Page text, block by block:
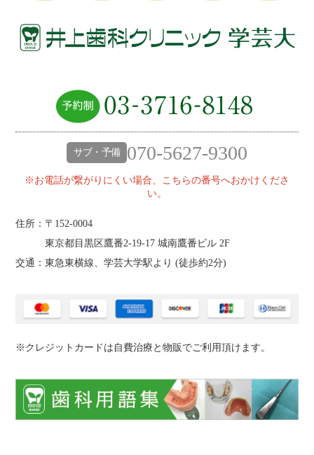
サブ・予備 070-5627-9300
※お電話が繋がりにくい場合、こちらの番号へおかけくださ
い。
住所：〒152-0004
東京都目黒区鷹番2‐19‐17 城南鷹番ビル 2F
交通：東急東横線、学芸大学駅より (徒歩約2分)
※クレジットカードは自費治療と物販でご利用頂けます。